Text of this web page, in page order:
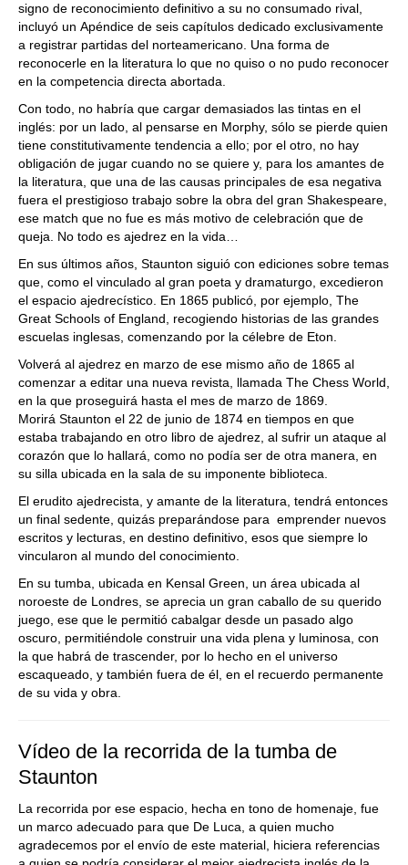
signo de reconocimiento definitivo a su no consumado rival,
incluyó un Apéndice de seis capítulos dedicado exclusivamente
a registrar partidas del norteamericano. Una forma de
reconocerle en la literatura lo que no quiso o no pudo reconocer
en la competencia directa abortada.
Con todo, no habría que cargar demasiados las tintas en el
inglés: por un lado, al pensarse en Morphy, sólo se pierde quien
tiene constitutivamente tendencia a ello; por el otro, no hay
obligación de jugar cuando no se quiere y, para los amantes de
la literatura, que una de las causas principales de esa negativa
fuera el prestigioso trabajo sobre la obra del gran Shakespeare,
ese match que no fue es más motivo de celebración que de
queja. No todo es ajedrez en la vida…
En sus últimos años, Staunton siguió con ediciones sobre temas
que, como el vinculado al gran poeta y dramaturgo, excedieron
el espacio ajedrecístico. En 1865 publicó, por ejemplo, The
Great Schools of England, recogiendo historias de las grandes
escuelas inglesas, comenzando por la célebre de Eton.
Volverá al ajedrez en marzo de ese mismo año de 1865 al
comenzar a editar una nueva revista, llamada The Chess World,
en la que proseguirá hasta el mes de marzo de 1869.
Morirá Staunton el 22 de junio de 1874 en tiempos en que
estaba trabajando en otro libro de ajedrez, al sufrir un ataque al
corazón que lo hallará, como no podía ser de otra manera, en
su silla ubicada en la sala de su imponente biblioteca.
El erudito ajedrecista, y amante de la literatura, tendrá entonces
un final sedente, quizás preparándose para emprender nuevos
escritos y lecturas, en destino definitivo, esos que siempre lo
vincularon al mundo del conocimiento.
En su tumba, ubicada en Kensal Green, un área ubicada al
noroeste de Londres, se aprecia un gran caballo de su querido
juego, ese que le permitió cabalgar desde un pasado algo
oscuro, permitiéndole construir una vida plena y luminosa, con
la que habrá de trascender, por lo hecho en el universo
escaqueado, y también fuera de él, en el recuerdo permanente
de su vida y obra.
Vídeo de la recorrida de la tumba de
Staunton
La recorrida por ese espacio, hecha en tono de homenaje, fue
un marco adecuado para que De Luca, a quien mucho
agradecemos por el envío de este material, hiciera referencias